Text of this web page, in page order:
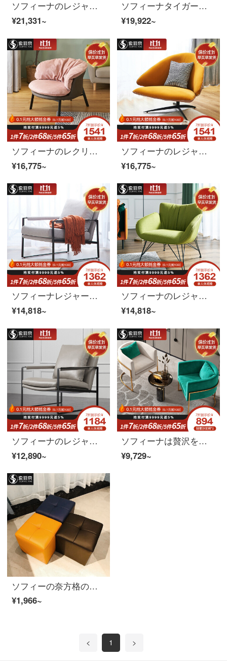
ソフィーナのレジャーチェア北欧のシングルソファー、軽量で豪華なレジャーチェアのデザイナー、リビングルームの小さな部屋型の怠け者ソファ、極簡単な布芸エスカルゴチェアのシングルチェア
¥21,331~
ソフィーナタイガーチェアのカジュアルチェアのシングル皮質イタリア式簡単な現代ソファチェアのリビングルームの寝室の怠け者椅子タイガーチェア
¥19,922~
ソフィーナのレクリエーションチェアイタリア式の極簡単なレジャーチェアのソファーの椅子の客間のシングルレジャー北欧insネットの赤い椅子の現代簡単で贅沢なシングルチェア
¥16,775~
ソフィーナのレジャーチェア北欧の軽量で豪華な小型リビングルームのシングルルームのソファーネットの赤いinsは簡単に現代経済型レジャーチェアのシングルチェアを予約します。
¥16,775~
ソフィーナレジャーチェア北欧現代デザイナーの創意シングル布ソファチェア怠け者レジャーチェア家庭用肘掛け椅子リビングチェアシングルチェア
¥14,818~
ソフィーナのレジャーチェア北欧insネットの紅の軽い贅沢なシングルソファチェアの近代的な簡単な部屋型の客間のベランダの布芸のレジャーチェアのシングルチェア
¥14,818~
ソフィーナのレジャーチェアのシングルチェア北欧の近代的な寝室のリビングルームのソファチェアのシンプルなシングルのレジャーチェア
¥12,890~
ソフィーナは贅沢をした後、現代シングル位のソファー椅子リビングにレジャーを提供します。北欧オフィス椅子の家庭用シングル背もたれと軽い贅沢なソファチェア(1つ)
¥9,729~
ソフィーの奈方格の腰掛けのファッション的な皮の腰掛けのソファーの腰掛けは靴の腰掛けを交換して、店は靴の腰掛けの低い腰掛けの低い腰掛けの小さい腰掛けの実の木の低い四角の腰掛けの黄色を着ます。
¥1,966~
< 1 >